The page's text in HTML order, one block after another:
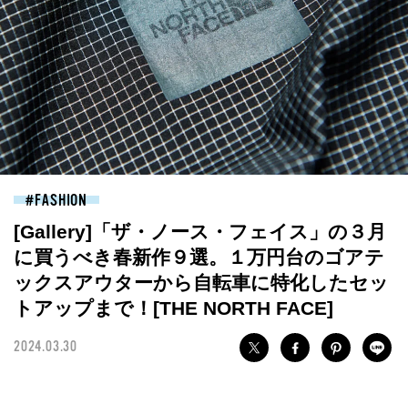
FASHION
[Gallery]「ザ・ノース・フェイス」の３月
に買うべき春新作９選。１万円台のゴアテ
ックスアウターから自転車に特化したセッ
トアップまで！[THE NORTH FACE]
2024.03.30